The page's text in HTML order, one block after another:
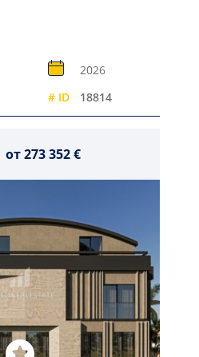
2026
# ID 18814
от273 352 €